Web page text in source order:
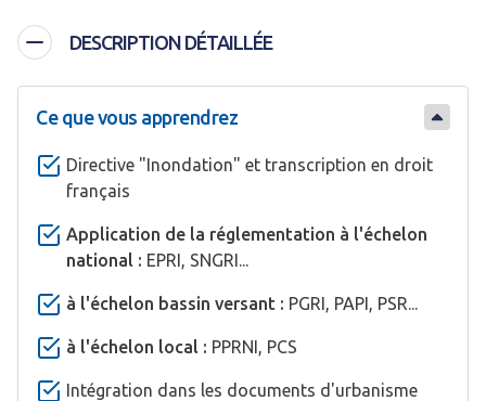
DESCRIPTION DÉTAILLÉE
Ce que vous apprendrez
Directive "Inondation" et transcription en droit
français
Application de la réglementation à l'échelon
national : EPRI, SNGRI...
à l'échelon bassin versant : PGRI, PAPI, PSR...
à l'échelon local : PPRNI, PCS
Intégration dans les documents d'urbanisme